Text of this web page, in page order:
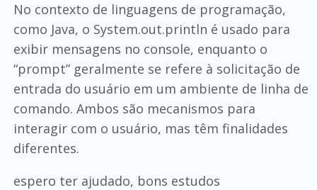
No contexto de linguagens de programação,
como Java, o System.out.println é usado para
exibir mensagens no console, enquanto o
“prompt” geralmente se refere à solicitação de
entrada do usuário em um ambiente de linha de
comando. Ambos são mecanismos para
interagir com o usuário, mas têm finalidades
diferentes.
espero ter ajudado, bons estudos